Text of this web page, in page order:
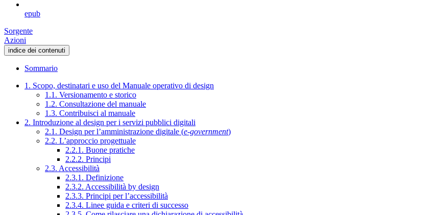
epub
Sorgente
Azioni
indice dei contenuti
Sommario
1. Scopo, destinatari e uso del Manuale operativo di design
1.1. Versionamento e storico
1.2. Consultazione del manuale
1.3. Contribuisci al manuale
2. Introduzione al design per i servizi pubblici digitali
2.1. Design per l’amministrazione digitale (e-government)
2.2. L’approccio progettuale
2.2.1. Buone pratiche
2.2.2. Principi
2.3. Accessibilità
2.3.1. Definizione
2.3.2. Accessibilità by design
2.3.3. Principi per l’accessibilità
2.3.4. Linee guida e criteri di successo